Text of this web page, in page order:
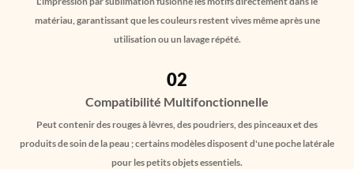
matériau, garantissant que les couleurs restent vives même après une
utilisation ou un lavage répété.
02
Compatibilité Multifonctionnelle
Peut contenir des rouges à lèvres, des poudriers, des pinceaux et des
produits de soin de la peau ; certains modèles disposent d'une poche latérale
pour les petits objets essentiels.